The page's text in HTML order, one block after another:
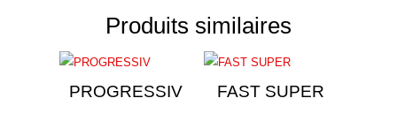
Produits similaires
PROGRESSIV FAST SUPER